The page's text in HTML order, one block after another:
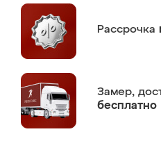
Рассрочка
Замер,
бесплатно